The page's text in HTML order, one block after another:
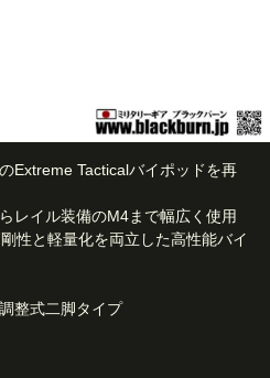
Extreme Tacticalバイポッドを再
レイル装備のM4まで幅広く使用
性と軽量化を両立した高性能バイ
整式二脚タイプ